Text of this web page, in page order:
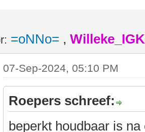
=oNNo= ,
07-Sep-2024, 05:10 PM
Roepers schreef:
beperkt houdbaar is